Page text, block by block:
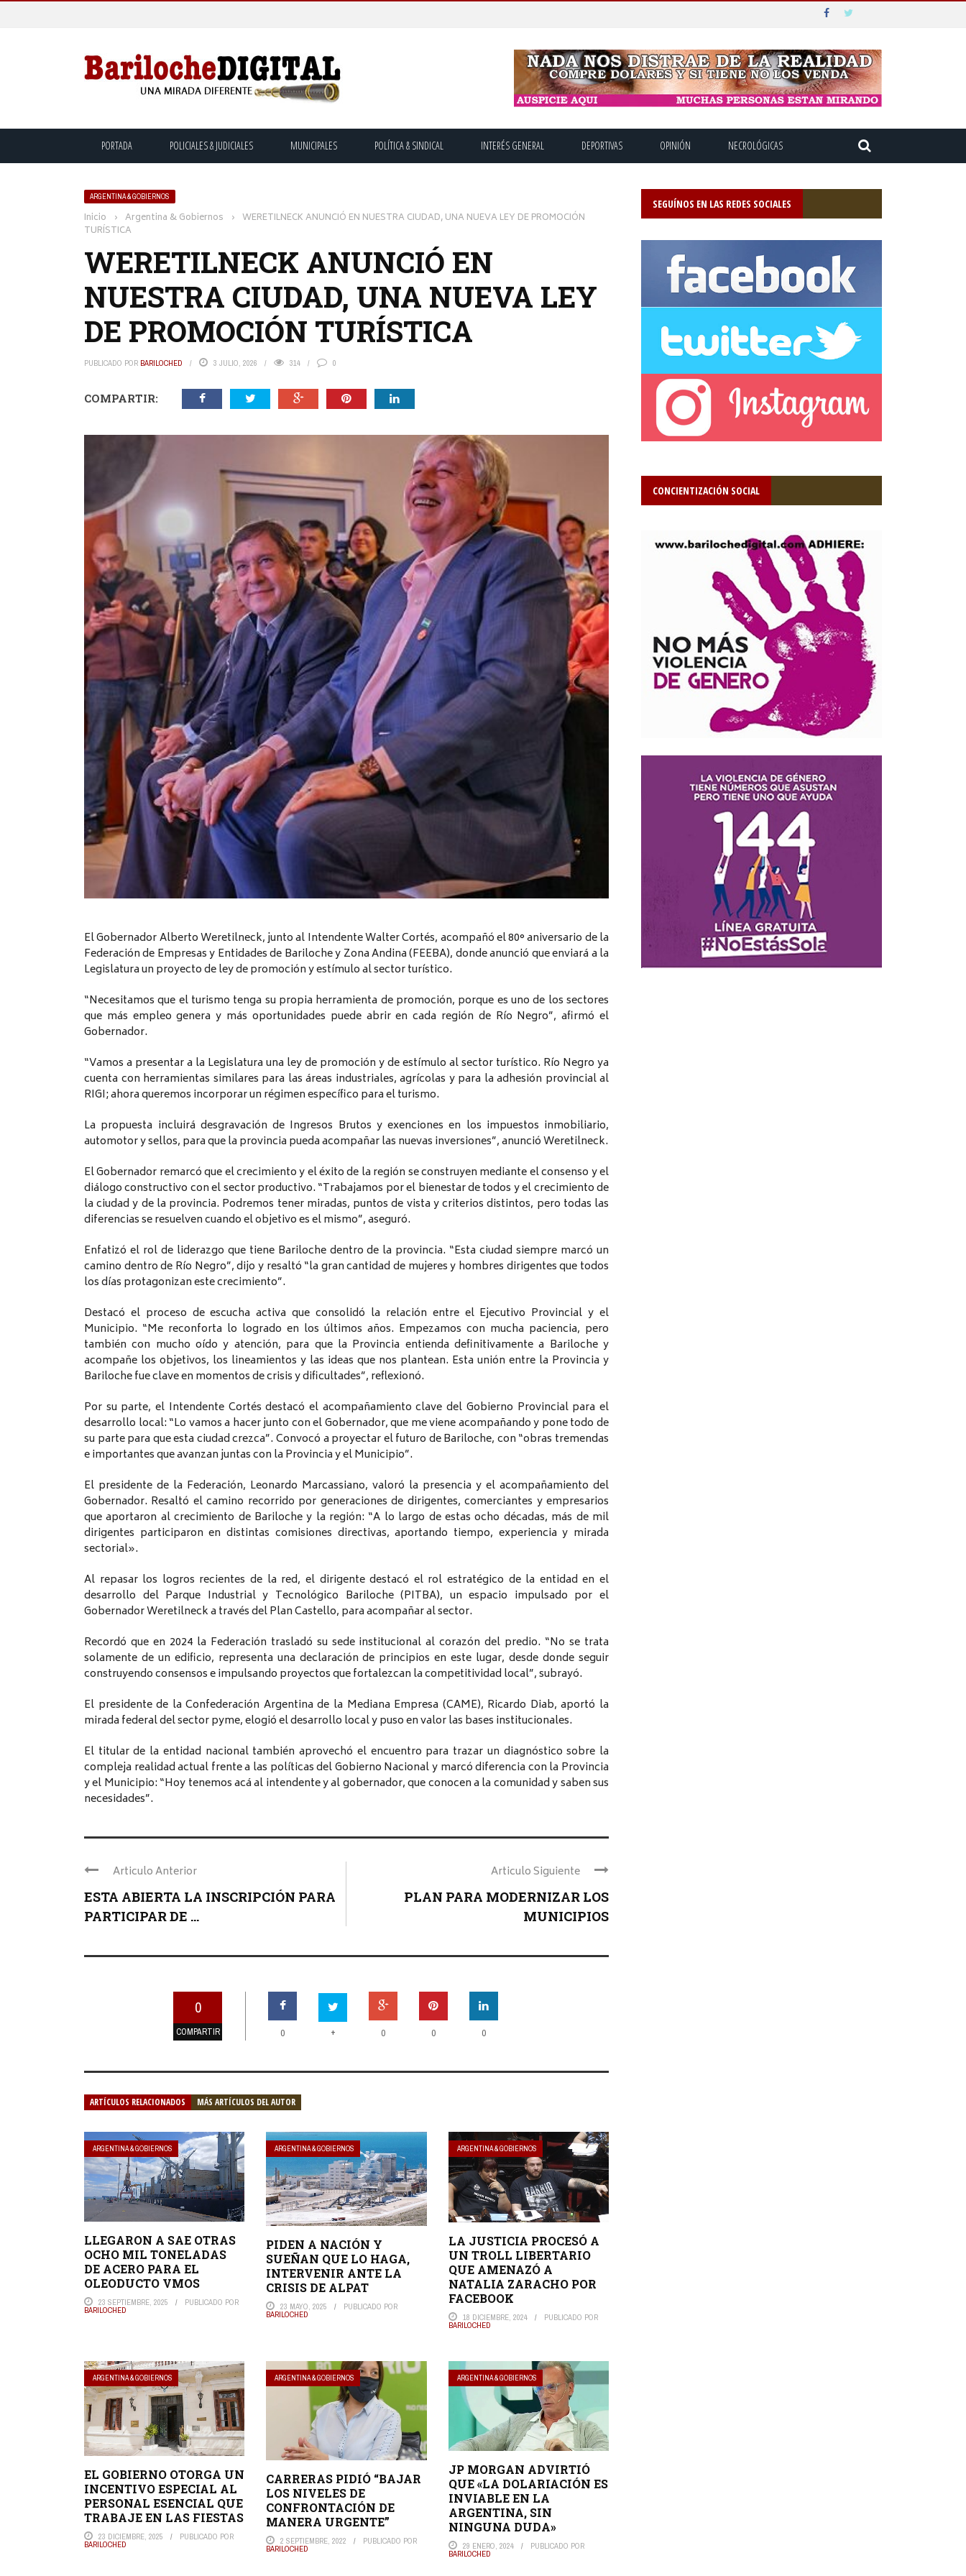
PORTADA POLICIALES & JUDICIALES MUNICIPALES POLÍTICA & SINDICAL INTERÉS GENERAL DEPORTIVAS OPINIÓN NECROLÓGICAS
ARGENTINA & GOBIERNOS
Inicio › Argentina & Gobiernos › WERETILNECK ANUNCIÓ EN NUESTRA CIUDAD, UNA NUEVA LEY DE PROMOCIÓN
TURÍSTICA
WERETILNECK ANUNCIÓ EN
NUESTRA CIUDAD, UNA NUEVA LEY
DE PROMOCIÓN TURÍSTICA
PUBLICADO POR BARILOCHED 3 JULIO, 2026 314 0
COMPARTIR:
El Gobernador Alberto Weretilneck, junto al Intendente Walter Cortés, acompañó el 80° aniversario de la
Federación de Empresas y Entidades de Bariloche y Zona Andina (FEEBA), donde anunció que enviará a la
Legislatura un proyecto de ley de promoción y estímulo al sector turístico.
“Necesitamos que el turismo tenga su propia herramienta de promoción, porque es uno de los sectores
que más empleo genera y más oportunidades puede abrir en cada región de Río Negro”, afirmó el
Gobernador.
“Vamos a presentar a la Legislatura una ley de promoción y de estímulo al sector turístico. Río Negro ya
cuenta con herramientas similares para las áreas industriales, agrícolas y para la adhesión provincial al
RIGI; ahora queremos incorporar un régimen específico para el turismo.
La propuesta incluirá desgravación de Ingresos Brutos y exenciones en los impuestos inmobiliario,
automotor y sellos, para que la provincia pueda acompañar las nuevas inversiones”, anunció Weretilneck.
El Gobernador remarcó que el crecimiento y el éxito de la región se construyen mediante el consenso y el
diálogo constructivo con el sector productivo. “Trabajamos por el bienestar de todos y el crecimiento de
la ciudad y de la provincia. Podremos tener miradas, puntos de vista y criterios distintos, pero todas las
diferencias se resuelven cuando el objetivo es el mismo”, aseguró.
Enfatizó el rol de liderazgo que tiene Bariloche dentro de la provincia. “Esta ciudad siempre marcó un
camino dentro de Río Negro”, dijo y resaltó “la gran cantidad de mujeres y hombres dirigentes que todos
los días protagonizan este crecimiento”.
Destacó el proceso de escucha activa que consolidó la relación entre el Ejecutivo Provincial y el
Municipio. “Me reconforta lo logrado en los últimos años. Empezamos con mucha paciencia, pero
también con mucho oído y atención, para que la Provincia entienda definitivamente a Bariloche y
acompañe los objetivos, los lineamientos y las ideas que nos plantean. Esta unión entre la Provincia y
Bariloche fue clave en momentos de crisis y dificultades”, reflexionó.
Por su parte, el Intendente Cortés destacó el acompañamiento clave del Gobierno Provincial para el
desarrollo local: “Lo vamos a hacer junto con el Gobernador, que me viene acompañando y pone todo de
su parte para que esta ciudad crezca”. Convocó a proyectar el futuro de Bariloche, con “obras tremendas
e importantes que avanzan juntas con la Provincia y el Municipio”.
El presidente de la Federación, Leonardo Marcassiano, valoró la presencia y el acompañamiento del
Gobernador. Resaltó el camino recorrido por generaciones de dirigentes, comerciantes y empresarios
que aportaron al crecimiento de Bariloche y la región: “A lo largo de estas ocho décadas, más de mil
dirigentes participaron en distintas comisiones directivas, aportando tiempo, experiencia y mirada
sectorial».
Al repasar los logros recientes de la red, el dirigente destacó el rol estratégico de la entidad en el
desarrollo del Parque Industrial y Tecnológico Bariloche (PITBA), un espacio impulsado por el
Gobernador Weretilneck a través del Plan Castello, para acompañar al sector.
Recordó que en 2024 la Federación trasladó su sede institucional al corazón del predio. “No se trata
solamente de un edificio, representa una declaración de principios en este lugar, desde donde seguir
construyendo consensos e impulsando proyectos que fortalezcan la competitividad local”, subrayó.
El presidente de la Confederación Argentina de la Mediana Empresa (CAME), Ricardo Diab, aportó la
mirada federal del sector pyme, elogió el desarrollo local y puso en valor las bases institucionales.
El titular de la entidad nacional también aprovechó el encuentro para trazar un diagnóstico sobre la
compleja realidad actual frente a las políticas del Gobierno Nacional y marcó diferencia con la Provincia
y el Municipio: “Hoy tenemos acá al intendente y al gobernador, que conocen a la comunidad y saben sus
necesidades”.
Articulo Anterior
ESTA ABIERTA LA INSCRIPCIÓN PARA
PARTICIPAR DE ...
Articulo Siguiente
PLAN PARA MODERNIZAR LOS
MUNICIPIOS
0
COMPARTIR 0 + 0 0 0
ARTÍCULOS RELACIONADOS MÁS ARTÍCULOS DEL AUTOR
ARGENTINA & GOBIERNOS
LLEGARON A SAE OTRAS
OCHO MIL TONELADAS
DE ACERO PARA EL
OLEODUCTO VMOS
23 SEPTIEMBRE, 2025 PUBLICADO POR
BARILOCHED
ARGENTINA & GOBIERNOS
PIDEN A NACIÓN Y
SUEÑAN QUE LO HAGA,
INTERVENIR ANTE LA
CRISIS DE ALPAT
23 MAYO, 2025 PUBLICADO POR
BARILOCHED
ARGENTINA & GOBIERNOS
LA JUSTICIA PROCESÓ A
UN TROLL LIBERTARIO
QUE AMENAZÓ A
NATALIA ZARACHO POR
FACEBOOK
18 DICIEMBRE, 2024 PUBLICADO POR
BARILOCHED
ARGENTINA & GOBIERNOS
EL GOBIERNO OTORGA UN
INCENTIVO ESPECIAL AL
PERSONAL ESENCIAL QUE
TRABAJE EN LAS FIESTAS
23 DICIEMBRE, 2025 PUBLICADO POR
BARILOCHED
ARGENTINA & GOBIERNOS
CARRERAS PIDIÓ “BAJAR
LOS NIVELES DE
CONFRONTACIÓN DE
MANERA URGENTE”
2 SEPTIEMBRE, 2022 PUBLICADO POR
BARILOCHED
ARGENTINA & GOBIERNOS
JP MORGAN ADVIRTIÓ
QUE «LA DOLARIACIÓN ES
INVIABLE EN LA
ARGENTINA, SIN
NINGUNA DUDA»
29 ENERO, 2024 PUBLICADO POR
BARILOCHED
SEGUÍNOS EN LAS REDES SOCIALES
CONCIENTIZACIÓN SOCIAL